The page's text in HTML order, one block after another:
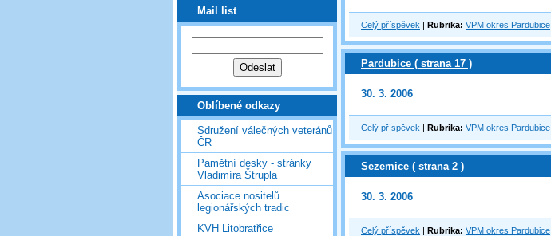
Mail list
Oblíbené odkazy
Sdružení válečných veteránů
ČR
Pamětní desky - stránky
Vladimíra Štrupla
Asociace nositelů
legionářských tradic
KVH Litobratřice
Celý příspěvek | Rubrika: VPM okres Pardubice
Pardubice ( strana 17 )
30. 3. 2006
Celý příspěvek | Rubrika: VPM okres Pardubice
Sezemice ( strana 2 )
30. 3. 2006
Celý příspěvek | Rubrika: VPM okres Pardubice